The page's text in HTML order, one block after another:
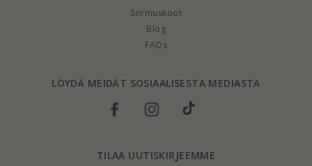
Sormuskoot
Blog
FAQs
LÖYDÄ MEIDÄT SOSIAALISESTA MEDIASTA
TILAA UUTISKIRJEEMME